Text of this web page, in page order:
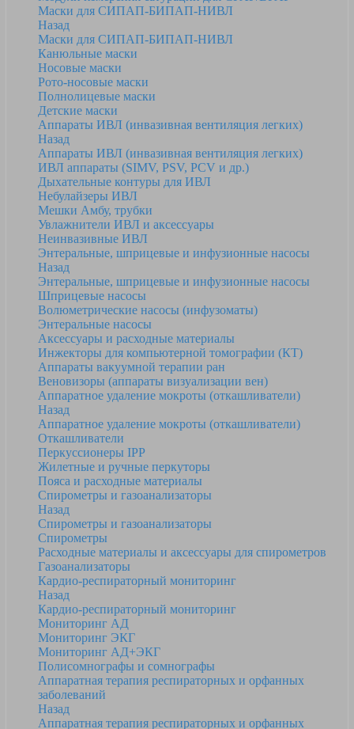
Маски для СИПАП-БИПАП-НИВЛ
Назад
Маски для СИПАП-БИПАП-НИВЛ
Канюльные маски
Носовые маски
Рото-носовые маски
Полнолицевые маски
Детские маски
Аппараты ИВЛ (инвазивная вентиляция легких)
Назад
Аппараты ИВЛ (инвазивная вентиляция легких)
ИВЛ аппараты (SIMV, PSV, PCV и др.)
Дыхательные контуры для ИВЛ
Небулайзеры ИВЛ
Мешки Амбу, трубки
Увлажнители ИВЛ и аксессуары
Неинвазивные ИВЛ
Энтеральные, шприцевые и инфузионные насосы
Назад
Энтеральные, шприцевые и инфузионные насосы
Шприцевые насосы
Волюметрические насосы (инфузоматы)
Энтеральные насосы
Аксессуары и расходные материалы
Инжекторы для компьютерной томографии (КТ)
Аппараты вакуумной терапии ран
Веновизоры (аппараты визуализации вен)
Аппаратное удаление мокроты (откашливатели)
Назад
Аппаратное удаление мокроты (откашливатели)
Откашливатели
Перкуссионеры IPP
Жилетные и ручные перкуторы
Пояса и расходные материалы
Спирометры и газоанализаторы
Назад
Спирометры и газоанализаторы
Спирометры
Расходные материалы и аксессуары для спирометров
Газоанализаторы
Кардио-респираторный мониторинг
Назад
Кардио-респираторный мониторинг
Мониторинг АД
Мониторинг ЭКГ
Мониторинг АД+ЭКГ
Полисомнографы и сомнографы
Аппаратная терапия респираторных и орфанных
заболеваний
Назад
Аппаратная терапия респираторных и орфанных